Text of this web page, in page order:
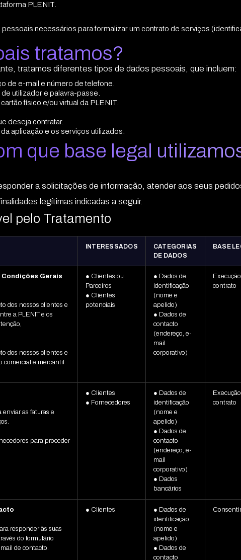
PLENIT.
necessários para formalizar um contrato de serviços
tratamos?
tratamos diferentes tipos de dados pessoais, que incluem:
de e-mail e número de telefone.
utilizador e palavra-passe.
físico e/ou virtual da PLENIT.
deseja contratar.
aplicação e os serviços utilizados.
que base legal
a solicitações de informação, atender aos seus
legítimas indicadas a seguir.
pelo Tratamento
INTERESSADOS
CATEGORIAS
DE DADOS
BASE
Gerais
dos nossos clientes e
a PLENIT e os
dos nossos clientes e
comercial e mercantil
● Clientes ou
Parceiros
● Clientes
potenciais
● Dados de
identificação
(nome e
apelido)
● Dados de
contacto
(endereço, e-
mail
corporativo)
contrato
enviar as faturas e
para proceder
● Clientes
● Fornecedores
● Dados de
identificação
(nome e
apelido)
● Dados de
contacto
(endereço, e-
mail
corporativo)
● Dados
bancários
contrato
responder às suas
do formulário
de contacto.
● Clientes
● Dados de
identificação
(nome e
apelido)
● Dados de
contacto